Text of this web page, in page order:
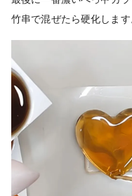
竹串で混ぜたら硬化します